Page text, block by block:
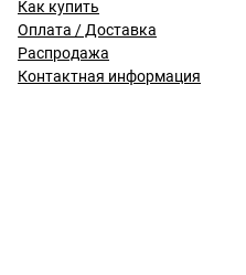
Как купить
Оплата / Доставка
Распродажа
Контактная информация